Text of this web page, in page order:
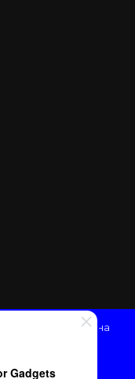
Gadgets
даёте согласие
на
данных
ОС; тип и
его